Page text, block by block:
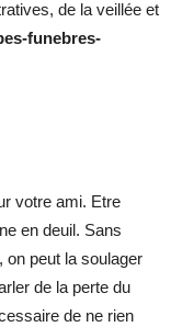
de la veillée et
funebres-
votre ami. Etre
en deuil. Sans
on peut la soulager
de la perte du
de ne rien